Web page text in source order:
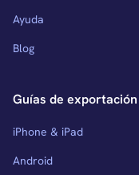
Ayuda
Blog
Guías de exportación
iPhone & iPad
Android